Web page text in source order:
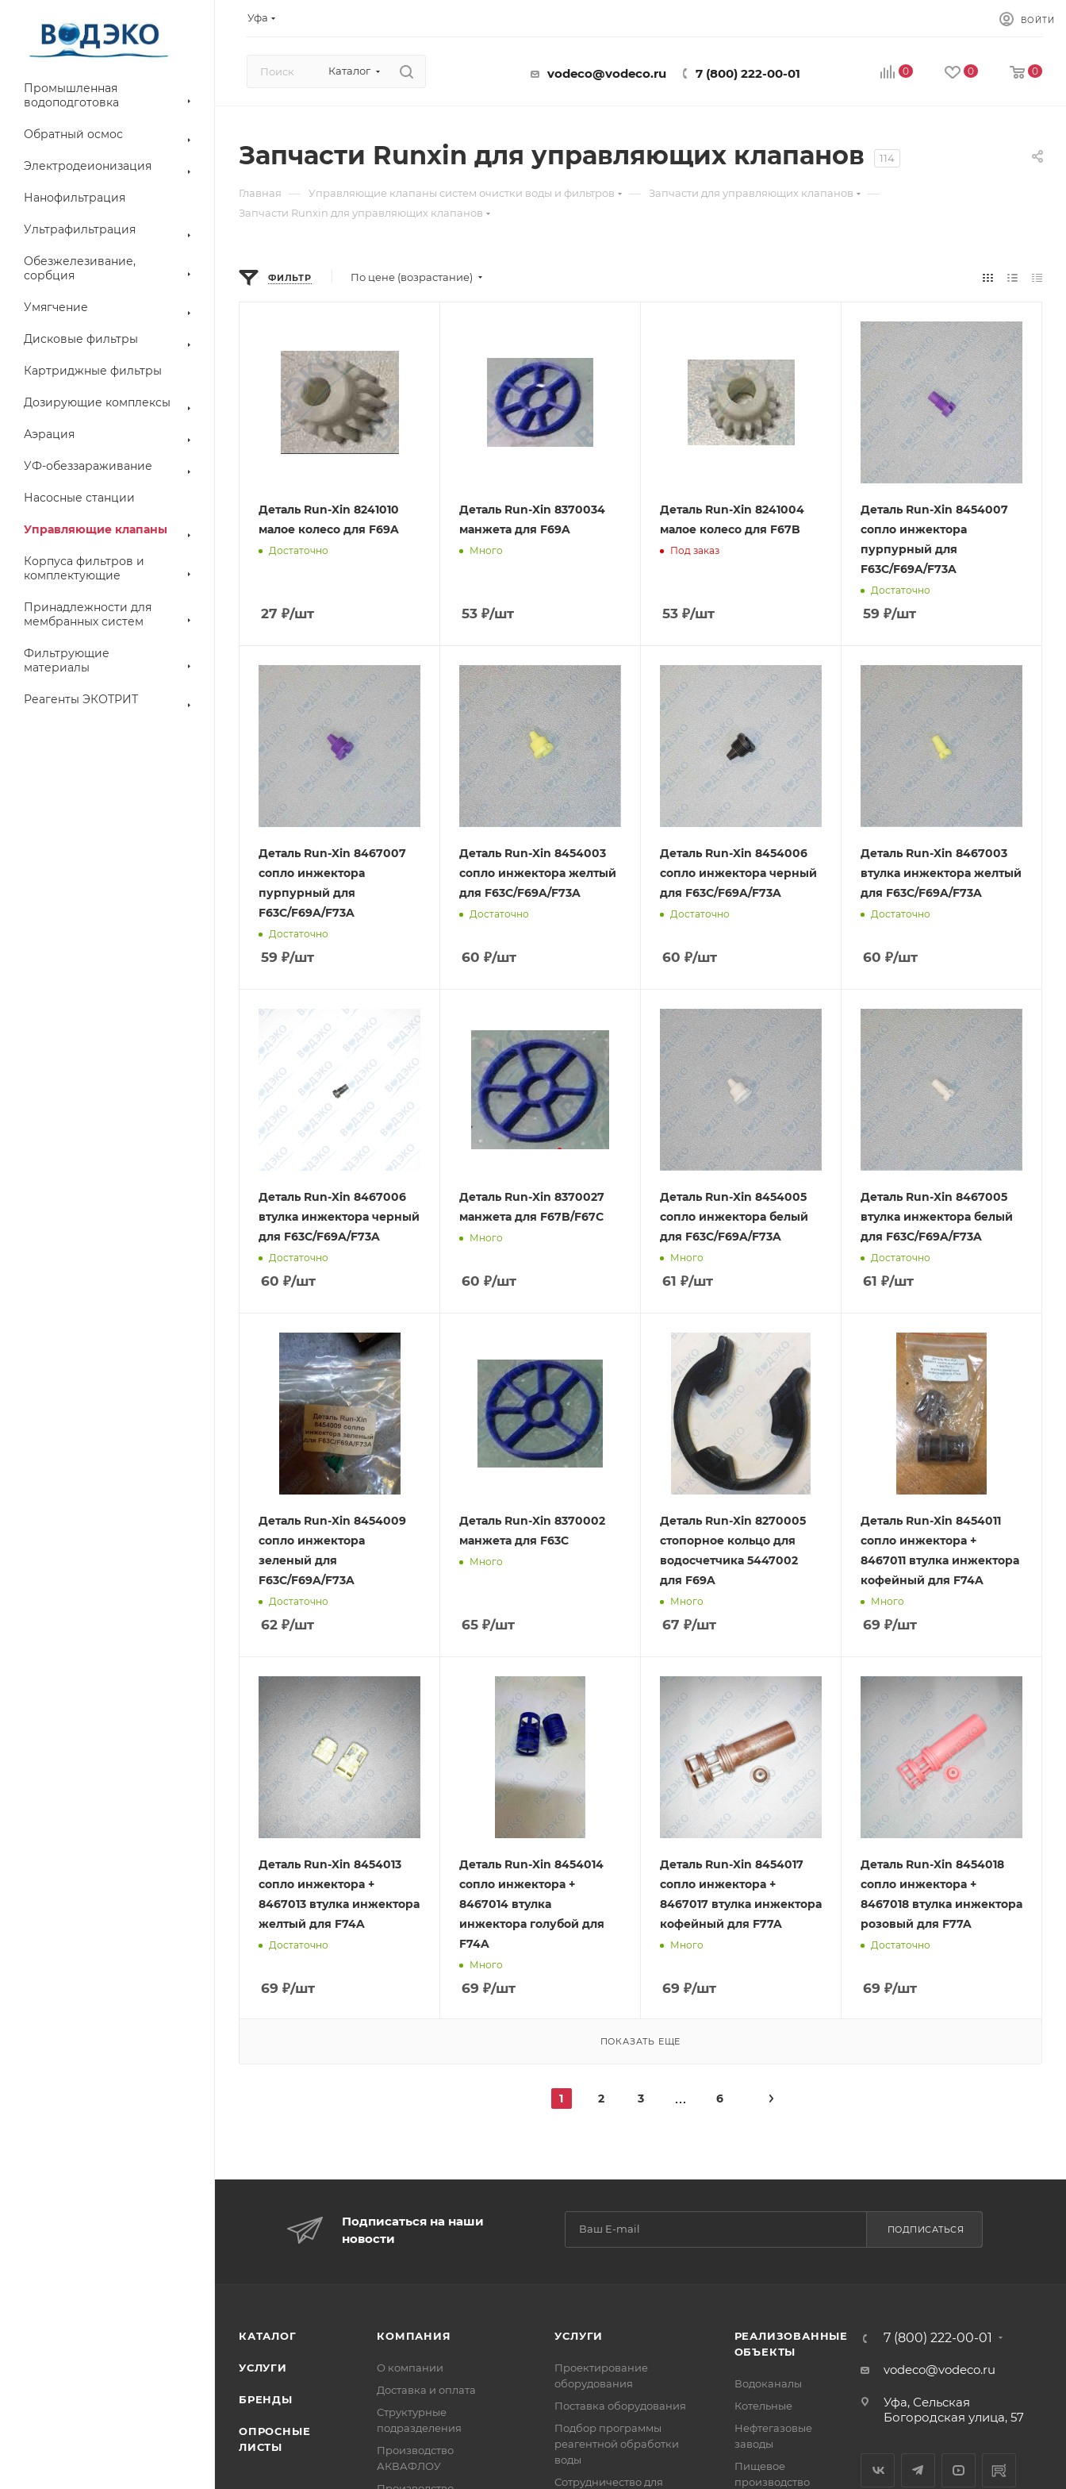
Уфа ВОЙТИ
Каталог vodeco@vodeco.ru 7 (800) 222-00-01 0 0 0
Промышленная
водоподготовка
Обратный осмос
Электродеионизация
Нанофильтрация
Ультрафильтрация
Обезжелезивание,
сорбция
Умягчение
Дисковые фильтры
Картриджные фильтры
Дозирующие комплексы
Аэрация
УФ-обеззараживание
Насосные станции
Управляющие клапаны
Корпуса фильтров и
комплектующие
Принадлежности для
мембранных систем
Фильтрующие
материалы
Реагенты ЭКОТРИТ
Запчасти Runxin для управляющих клапанов 114
Главная — Управляющие клапаны систем очистки воды и фильтров — Запчасти для управляющих клапанов —
Запчасти Runxin для управляющих клапанов
ФИЛЬТР По цене (возрастание)
Деталь Run-Xin 8241010
малое колесо для F69A
Достаточно
27 ₽/шт
Деталь Run-Xin 8370034
манжета для F69A
Много
53 ₽/шт
Деталь Run-Xin 8241004
малое колесо для F67B
Под заказ
53 ₽/шт
Деталь Run-Xin 8454007
сопло инжектора
пурпурный для
F63C/F69A/F73A
Достаточно
59 ₽/шт
Деталь Run-Xin 8467007
сопло инжектора
пурпурный для
F63C/F69A/F73A
Достаточно
59 ₽/шт
Деталь Run-Xin 8454003
сопло инжектора желтый
для F63C/F69A/F73A
Достаточно
60 ₽/шт
Деталь Run-Xin 8454006
сопло инжектора черный
для F63C/F69A/F73A
Достаточно
60 ₽/шт
Деталь Run-Xin 8467003
втулка инжектора желтый
для F63C/F69A/F73A
Достаточно
60 ₽/шт
Деталь Run-Xin 8467006
втулка инжектора черный
для F63C/F69A/F73A
Достаточно
60 ₽/шт
Деталь Run-Xin 8370027
манжета для F67B/F67C
Много
60 ₽/шт
Деталь Run-Xin 8454005
сопло инжектора белый
для F63C/F69A/F73A
Много
61 ₽/шт
Деталь Run-Xin 8467005
втулка инжектора белый
для F63C/F69A/F73A
Достаточно
61 ₽/шт
Деталь Run-Xin 8454009
сопло инжектора
зеленый для
F63C/F69A/F73A
Достаточно
62 ₽/шт
Деталь Run-Xin 8370002
манжета для F63C
Много
65 ₽/шт
Деталь Run-Xin 8270005
стопорное кольцо для
водосчетчика 5447002
для F69A
Много
67 ₽/шт
Деталь Run-Xin 8454011
сопло инжектора +
8467011 втулка инжектора
кофейный для F74A
Много
69 ₽/шт
Деталь Run-Xin 8454013
сопло инжектора +
8467013 втулка инжектора
желтый для F74A
Достаточно
69 ₽/шт
Деталь Run-Xin 8454014
сопло инжектора +
8467014 втулка
инжектора голубой для
F74A
Много
69 ₽/шт
Деталь Run-Xin 8454017
сопло инжектора +
8467017 втулка инжектора
кофейный для F77A
Много
69 ₽/шт
Деталь Run-Xin 8454018
сопло инжектора +
8467018 втулка инжектора
розовый для F77A
Достаточно
69 ₽/шт
ПОКАЗАТЬ ЕЩЕ
1 2 3 6
Подписаться на наши
новости
ПОДПИСАТЬСЯ
КАТАЛОГ
УСЛУГИ
БРЕНДЫ
ОПРОСНЫЕ
ЛИСТЫ
КОМПАНИЯ
О компании
Доставка и оплата
Структурные
подразделения
Производство
АКВАФЛОУ
УСЛУГИ
Проектирование
оборудования
Поставка оборудования
Подбор программы
реагентной обработки
воды
Сотрудничество для
РЕАЛИЗОВАННЫЕ
ОБЪЕКТЫ
Водоканалы
Котельные
Нефтегазовые
заводы
Пищевое
производство
7 (800) 222-00-01
vodeco@vodeco.ru
Уфа, Сельская
Богородская улица, 57